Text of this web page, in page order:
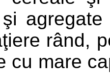
rând,
cu mare